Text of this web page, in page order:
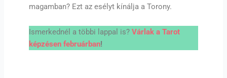
magamban? Ezt az esélyt kínálja a Torony.
Ismerkednél a többi lappal is?Várlak a Tarot
képzésen februárban!